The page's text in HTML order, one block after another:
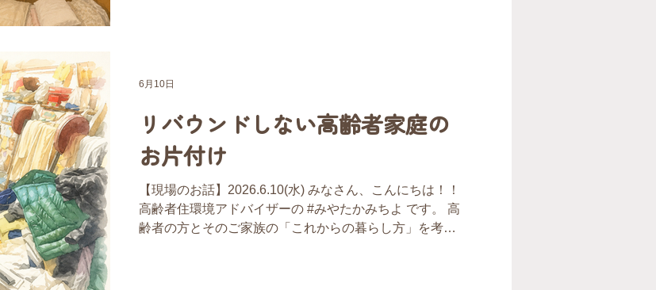
包括支援センターのケアマネジャーさんから 一本のお電
お部屋が物でいっぱいなんです。 ヘルパーさんが入れる
ように、片付けてもらえませんか？」 ご紹介のきっかけ
は、以前弊社がお配りしたDMでした。 担当が変わっても
保管してくださっていたことが、とても嬉しかったで
す。 ●現場で見た光景 ※イラストはイメージです ・玄関
から廊下、居室、台所まで、スーパーの袋に入った荷
リバウンドしない高齢者家庭の
お片付け
【現場のお話】2026.6.10(水) みなさん、こんにちは！！
高齢者住環境アドバイザーの #みやたかみちよ です。 高
齢者の方とそのご家族の「これからの暮らし方」を考え
6月10日